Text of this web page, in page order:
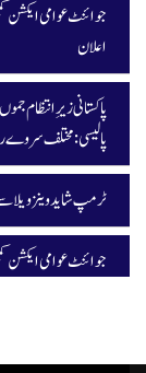
اعلان
پاکستانی زیرِ انتظام
پالیسی: مختلف سروے
ٹرمپ شاید وینزویلا
جوائنٹ عوامی ایکشن